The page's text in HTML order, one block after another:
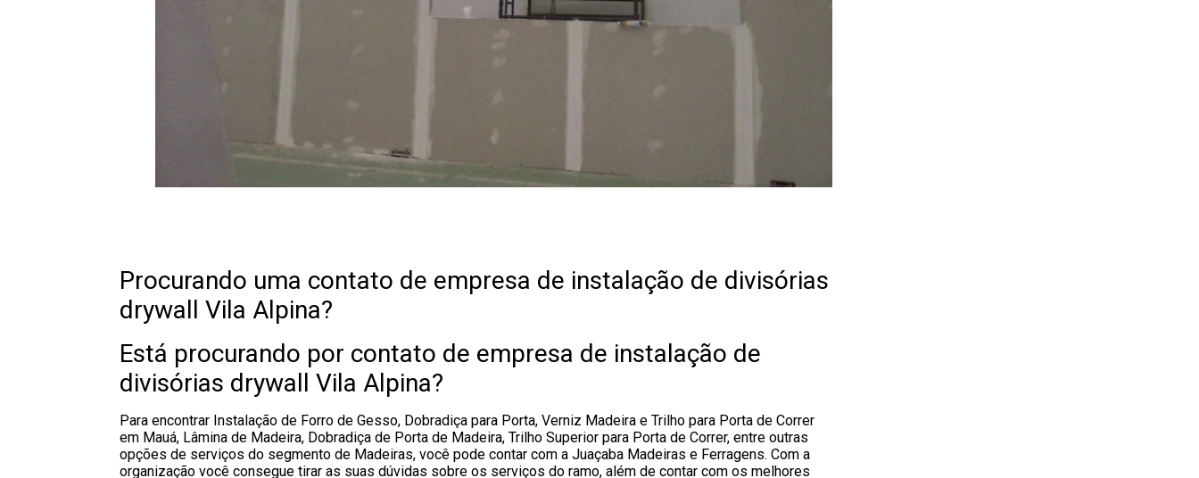
Procurando uma contato de empresa de instalação de divisórias
drywall Vila Alpina?
Está procurando por contato de empresa de instalação de
divisórias drywall Vila Alpina?
Para encontrar Instalação de Forro de Gesso, Dobradiça para Porta, Verniz Madeira e Trilho para Porta de Correr
em Mauá, Lâmina de Madeira, Dobradiça de Porta de Madeira, Trilho Superior para Porta de Correr, entre outras
opções de serviços do segmento de Madeiras, você pode contar com a Juaçaba Madeiras e Ferragens. Com a
organização você consegue tirar as suas dúvidas sobre os serviços do ramo, além de contar com os melhores